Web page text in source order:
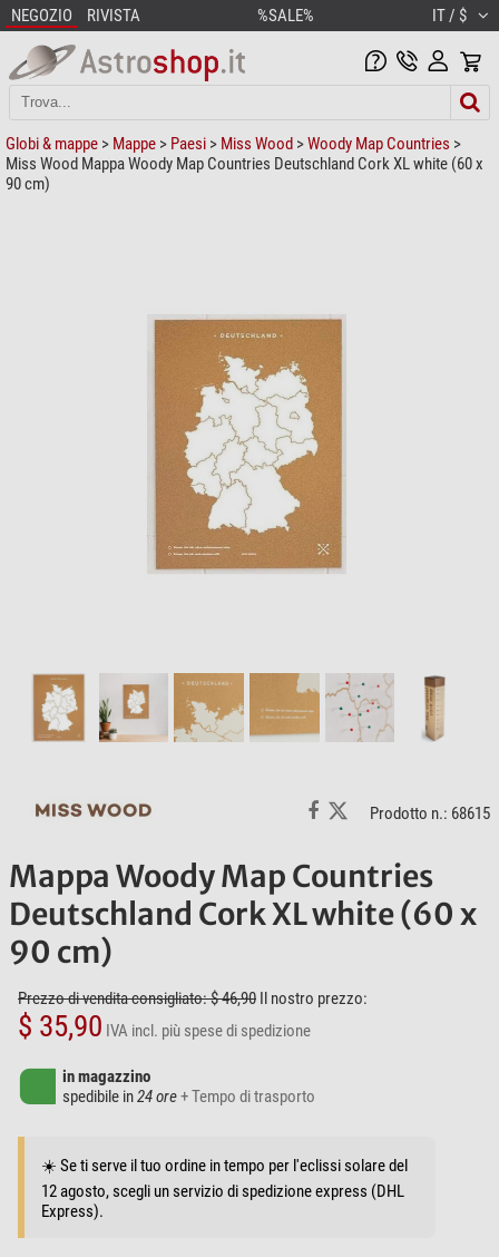
NEGOZIO RIVISTA %SALE% IT / $
Globi & mappe > Mappe > Paesi > Miss Wood >Woody Map Countries >
Miss Wood Mappa Woody Map Countries Deutschland Cork XL white (60 x
90 cm)
Prodotto n.: 68615
Mappa Woody Map Countries
Deutschland Cork XL white (60 x
90 cm)
Prezzo di vendita consigliato: $ 46,90 Il nostro prezzo:
$ 35,90 IVA incl. più spese di spedizione
in magazzino
spedibile in24 ore+ Tempo di trasporto
☀️ Se ti serve il tuo ordine in tempo per l'eclissi solare del
12 agosto, scegli un servizio di spedizione express (DHL
Express).